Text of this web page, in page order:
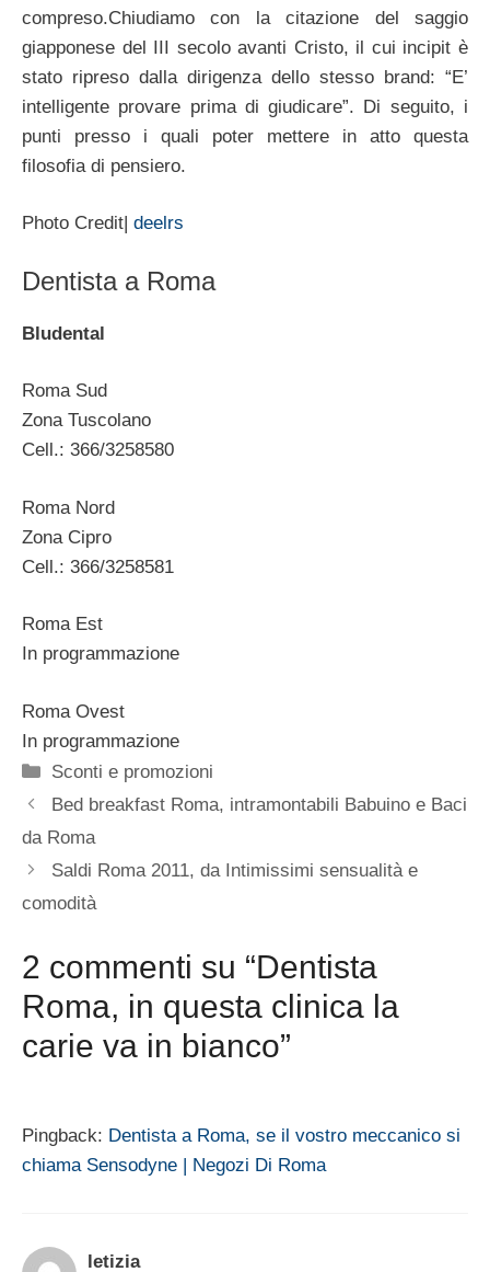
compreso.Chiudiamo con la citazione del saggio
giapponese del III secolo avanti Cristo, il cui incipit è
stato ripreso dalla dirigenza dello stesso brand: “E’
intelligente provare prima di giudicare”. Di seguito, i
punti presso i quali poter mettere in atto questa
filosofia di pensiero.
Photo Credit| deelrs
Dentista a Roma
Bludental
Roma Sud
Zona Tuscolano
Cell.: 366/3258580
Roma Nord
Zona Cipro
Cell.: 366/3258581
Roma Est
In programmazione
Roma Ovest
In programmazione
Categorie
Sconti e promozioni
Bed breakfast Roma, intramontabili Babuino e Baci
da Roma
Saldi Roma 2011, da Intimissimi sensualità e
comodità
2 commenti su “Dentista
Roma, in questa clinica la
carie va in bianco”
Pingback: Dentista a Roma, se il vostro meccanico si
chiama Sensodyne | Negozi Di Roma
letizia